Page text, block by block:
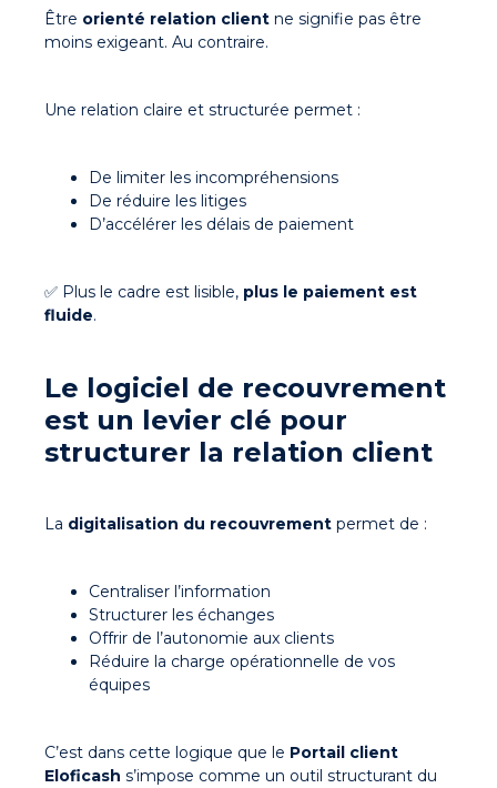
Être orienté relation client ne signifie pas être
moins exigeant. Au contraire.
Une relation claire et structurée permet :
De limiter les incompréhensions
De réduire les litiges
D’accélérer les délais de paiement
✅ Plus le cadre est lisible, plus le paiement est
fluide.
Le logiciel de recouvrement
est un levier clé pour
structurer la relation client
La digitalisation du recouvrement permet de :
Centraliser l’information
Structurer les échanges
Offrir de l’autonomie aux clients
Réduire la charge opérationnelle de vos
équipes
C’est dans cette logique que le Portail client
Eloficash s’impose comme un outil structurant du